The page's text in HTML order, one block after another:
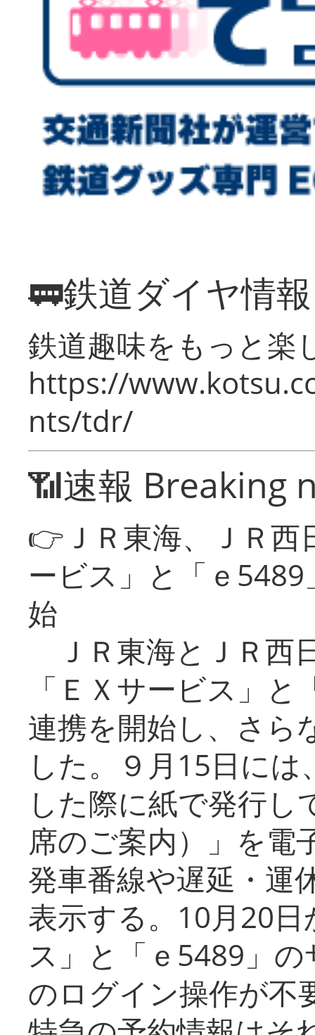
🚃鉄道ダイヤ情
鉄道趣味をもっと楽
https://
nts/tdr/
📶速報 Breaking
👉ＪＲ東海、ＪＲ
ービス」と「ｅ
始
ＪＲ東海とＪＲ西
「ＥＸサービス」
連携を開始し、さら
した。９月15日に
した際に紙で発行し
席のご案内）」を電
発車番線や遅延・運
表示する。10月20
ス」と「ｅ5489」
のログイン操作が不